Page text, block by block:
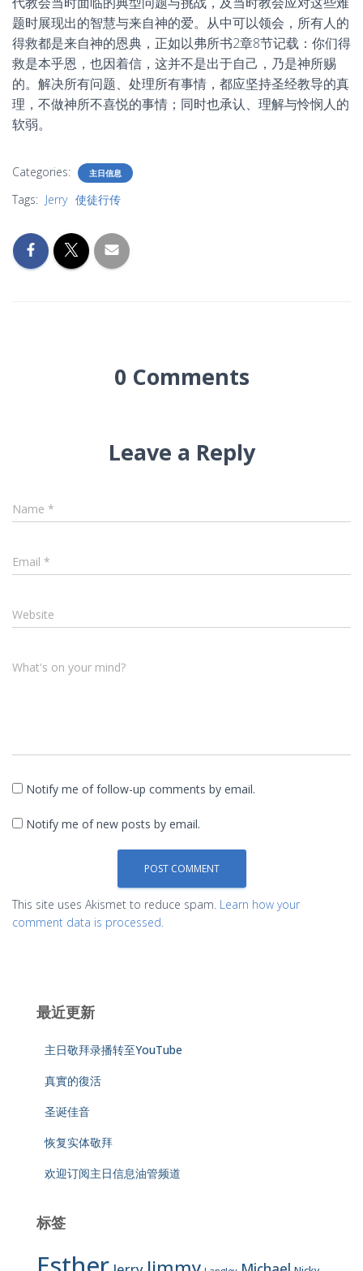
题时展现出的智慧与来自神的爱。从中可以领会，所有人的
得救都是来自神的恩典，正如以弗所书2章8节记载：你们得
救是本乎恩，也因着信，这并不是出于自己，乃是神所赐
的。解决所有问题、处理所有事情，都应坚持圣经教导的真
理，不做神所不喜悦的事情；同时也承认、理解与怜悯人的
软弱。
Categories: 主日信息
Tags: Jerry 使徒行传
0 Comments
Leave a Reply
Name *
Email *
Website
What's on your mind?
Notify me of follow-up comments by email.
Notify me of new posts by email.
This site uses Akismet to reduce spam. Learn how your
comment data is processed.
最近更新
主日敬拜录播转至YouTube
真實的復活
圣诞佳音
恢复实体敬拜
欢迎订阅主日信息油管频道
标签